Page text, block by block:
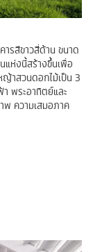
ารสีขาวสี่ด้าน ขนาด
แห่งนี้สร้างขึ้นเพื่อ
ญ้าสวนดอกไม้เป็น 3
พระอาทิตย์และ
ความเสมอภาค